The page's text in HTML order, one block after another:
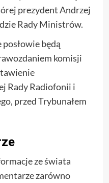
prezydent Andrzej
Rady Ministrów.
będą
komisji
Rady Radiofonii i
przed Trybunałem
ze świata
zarówno